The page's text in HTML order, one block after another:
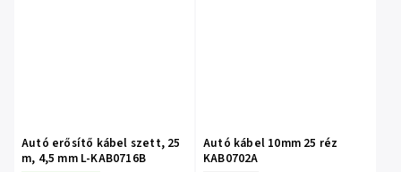
Autó erősítő kábel szett, 25
m, 4,5 mm L-KAB0716B
Autó kábel 10mm 25 réz
KAB0702A